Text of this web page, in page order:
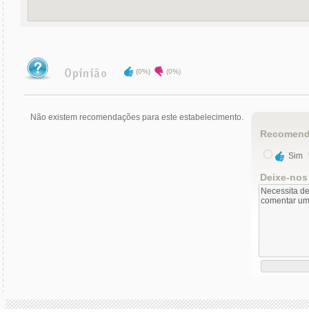
(0%) (0%)
Não existem recomendações para este estabelecimento.
Sim
Deixe-